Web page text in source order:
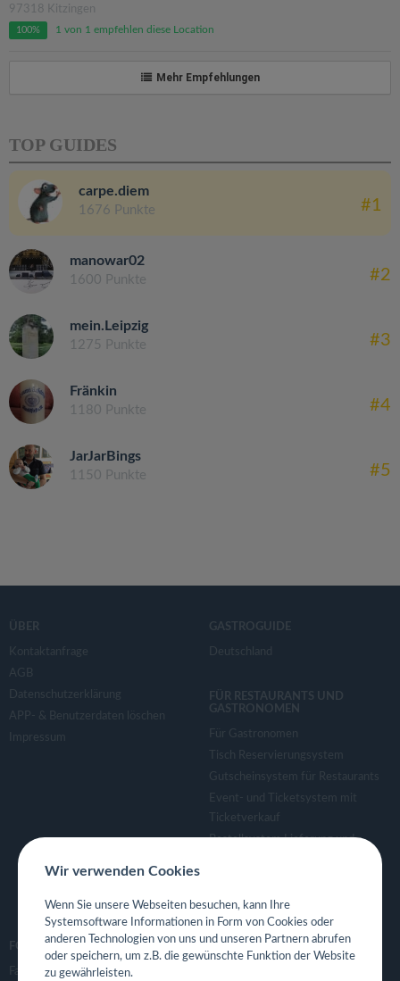
97318 Kitzingen
100% 1 von 1 empfehlen diese Location
Mehr Empfehlungen
TOP GUIDES
carpe.diem
1676 Punkte #1
manowar02
1600 Punkte #2
mein.Leipzig
1275 Punkte #3
Fränkin
1180 Punkte #4
JarJarBings
1150 Punkte #5
ÜBER
Kontaktanfrage
AGB
Datenschutzerklärung
APP- & Benutzerdaten löschen
Impressum
GASTROGUIDE
Deutschland
FÜR RESTAURANTS UND
GASTRONOMEN
Für Gastronomen
Tisch Reservierungsystem
Gutscheinsystem für Restaurants
Event- und Ticketsystem mit
Ticketverkauf
Bestellsystem Lieferung und
Eigene App für Restaurant
FOLGE UNS
Facebook
Wir verwenden Cookies
Wenn Sie unsere Webseiten besuchen, kann Ihre
Systemsoftware Informationen in Form von Cookies oder
anderen Technologien von uns und unseren Partnern abrufen
oder speichern, um z.B. die gewünschte Funktion der Website
zu gewährleisten.